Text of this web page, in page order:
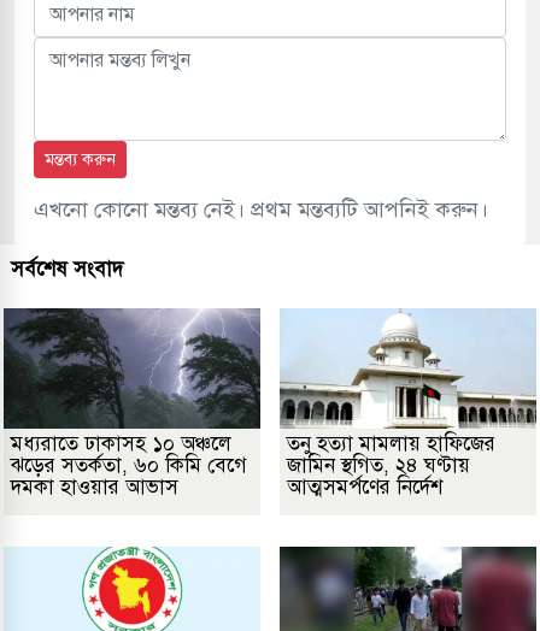
মন্তব্য করুন
এখনো কোনো মন্তব্য নেই। প্রথম মন্তব্যটি আপনিই করুন।
সর্বশেষ সংবাদ
মধ্যরাতে ঢাকাসহ ১০ অঞ্চলে
ঝড়ের সতর্কতা, ৬০ কিমি বেগে
দমকা হাওয়ার আভাস
তনু হত্যা মামলায় হাফিজের
জামিন স্থগিত, ২৪ ঘণ্টায়
আত্মসমর্পণের নির্দেশ